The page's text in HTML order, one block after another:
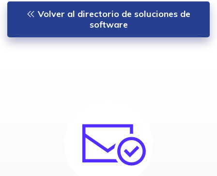
Volver al directorio de soluciones de
software